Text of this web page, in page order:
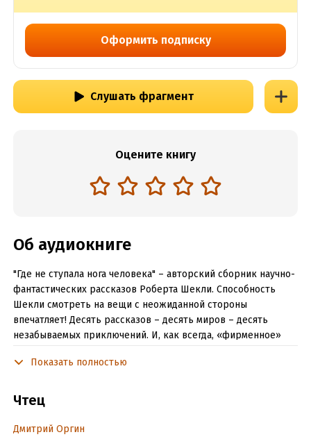
Оформить подписку
Слушать фрагмент
Оцените книгу
Об аудиокниге
"Где не ступала нога человека" – авторский сборник научно-
фантастических рассказов Роберта Шекли. Способность
Шекли смотреть на вещи с неожиданной стороны
впечатляет! Десять рассказов – десять миров – десять
незабываемых приключений. И, как всегда, «фирменное»
Показать полностью
Чтец
Дмитрий Оргин